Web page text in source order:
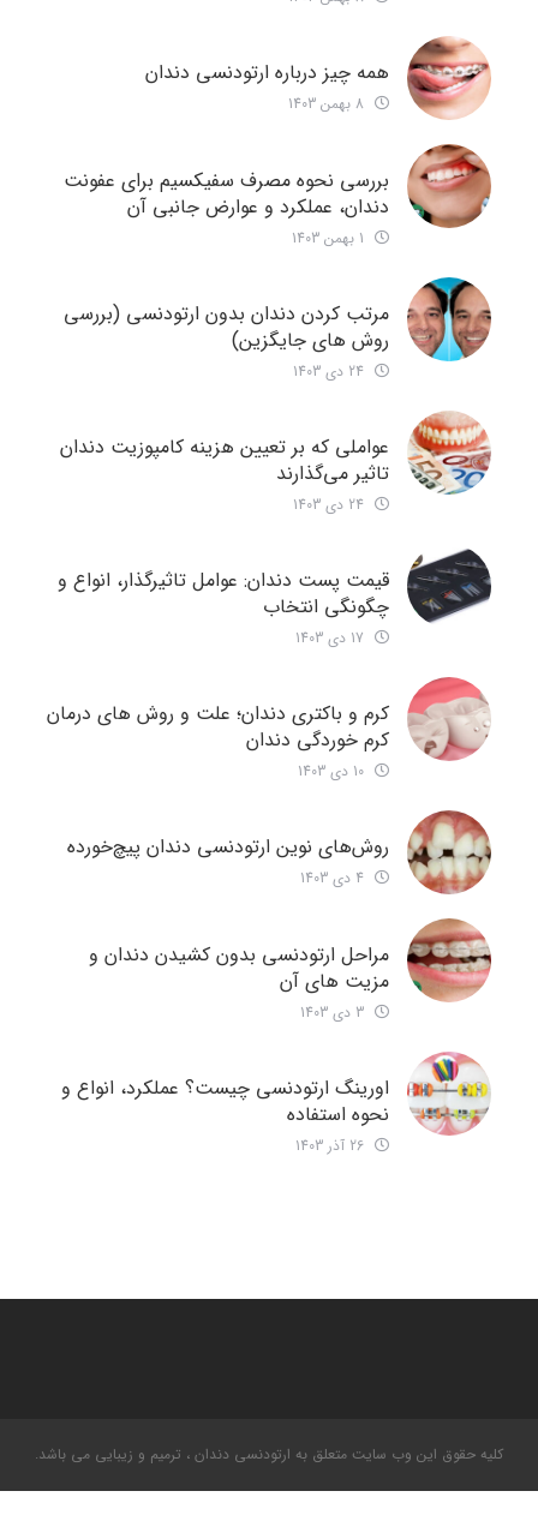
همه چیز درباره ارتودنسی دندان
بررسی نحوه مصرف سفیکسیم برای عفونت
دندان، عملکرد و عوارض جانبی آن
مرتب کردن دندان بدون ارتودنسی (بررسی
روش های جایگزین)
عواملی که بر تعیین هزینه کامپوزیت دندان
تاثیر می‌گذارند
قیمت پست دندان: عوامل تاثیرگذار، انواع و
چگونگی انتخاب
کرم و باکتری دندان؛ علت و روش های درمان
کرم خوردگی دندان
روش‌های نوین ارتودنسی دندان‌ پیچ‌خورده
مراحل ارتودنسی بدون کشیدن دندان و
مزیت های آن
اورینگ ارتودنسی چیست؟ عملکرد، انواع و
نحوه استفاده
کلیه حقوق این وب سایت متعلق به ارتودنسی دندان ، ترمیم و زیبایی می باشد.